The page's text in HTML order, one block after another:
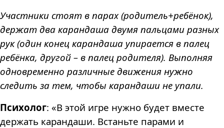
Участники стоят в парах (родитель+ребёнок),
держат два карандаша двумя пальцами разных
рук (один конец карандаша упирается в палец
ребёнка, другой – в палец родителя). Выполняя
одновременно различные движения нужно
следить за тем, чтобы карандаши не упали.
Психолог: «В этой игре нужно будет вместе
держать карандаши. Встаньте парами и